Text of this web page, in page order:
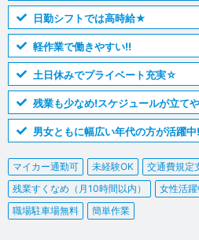
日勤シフトでは高時給★
軽作業で働きやすい!!
土日休みでプライベート充実☆
残業も少なめ!スケジュールが立て
男女ともに幅広い年代の方が活躍中!
マイカー通勤可 未経験OK
交通費規定
残業すくなめ（月10時間以内）
女性活躍
職場駐車場無料
簡単作業